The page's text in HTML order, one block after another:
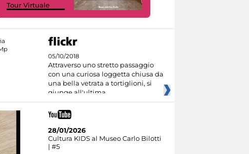
Tour Virtuale
05/10/2018
Attraverso uno stretto passaggio
con una curiosa loggetta chiusa da
una bella vetrata a tortiglioni, si
giunge all'ultima
28/01/2026
Cultura KIDS al Museo Carlo Bilotti
| #5